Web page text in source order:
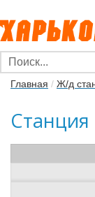
Главная / Ж/д